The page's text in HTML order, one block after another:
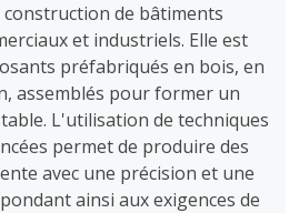
construction de bâtiments
et industriels. Elle est
préfabriqués en bois, en
assemblés pour former un
L'utilisation de techniques
permet de produire des
avec une précision et une
ainsi aux exigences de